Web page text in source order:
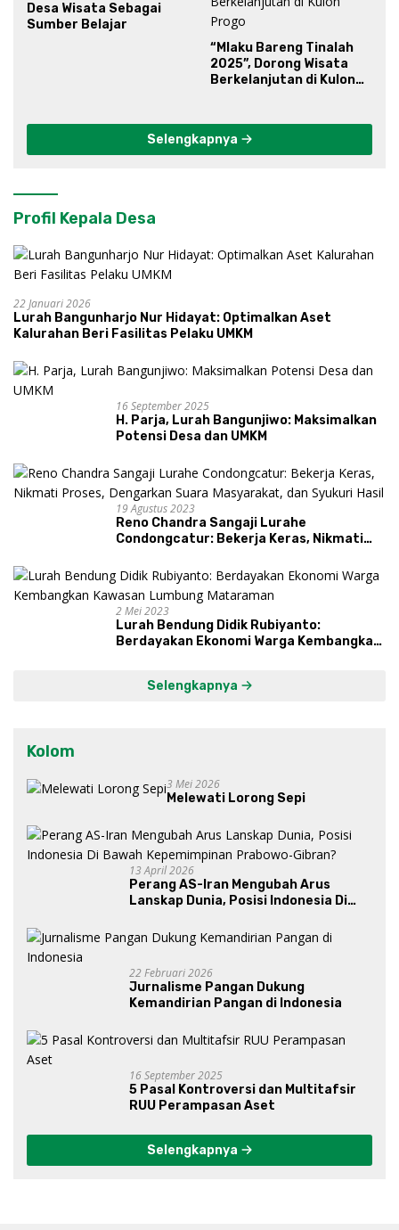
Desa Wisata Sebagai
Sumber Belajar
“Mlaku Bareng Tinalah
2025”, Dorong Wisata
Berkelanjutan di Kulon
Selengkapnya
Profil Kepala Desa
22 Januari 2026
Lurah Bangunharjo Nur Hidayat: Optimalkan Aset
Kalurahan Beri Fasilitas Pelaku UMKM
16 September 2025
H. Parja, Lurah Bangunjiwo: Maksimalkan
Potensi Desa dan UMKM
19 Agustus 2023
Reno Chandra Sangaji Lurahe
Condongcatur: Bekerja Keras, Nikmati
dan Syukuri Hasil
2 Mei 2023
Lurah Bendung Didik Rubiyanto:
Berdayakan Ekonomi Warga Kembangkan
Selengkapnya
Kolom
3 Mei 2026
Melewati Lorong Sepi
13 April 2026
Perang AS-Iran Mengubah Arus
Lanskap Dunia, Posisi Indonesia Di
Gibran?
22 Februari 2026
Jurnalisme Pangan Dukung
Kemandirian Pangan di Indonesia
16 September 2025
5 Pasal Kontroversi dan Multitafsir
RUU Perampasan Aset
Selengkapnya